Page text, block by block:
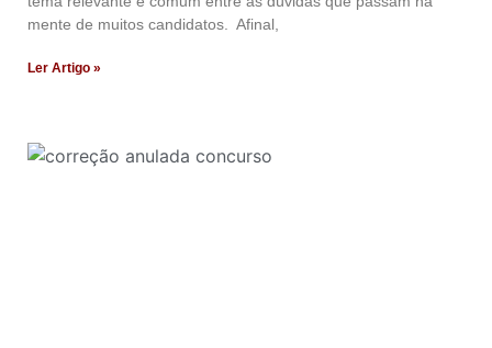
mente de muitos candidatos. Afinal,
Ler Artigo »